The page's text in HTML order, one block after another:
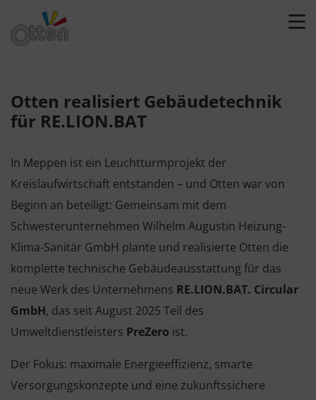
Otten realisiert Gebäudetechnik
für RE.LION.BAT
In Meppen ist ein Leuchtturmprojekt der
Kreislaufwirtschaft entstanden – und Otten war von
Beginn an beteiligt: Gemeinsam mit dem
Schwesterunternehmen Wilhelm Augustin Heizung-
Klima-Sanitär GmbH plante und realisierte Otten die
komplette technische Gebäudeausstattung für das
neue Werk des Unternehmens RE.LION.BAT. Circular
GmbH, das seit August 2025 Teil des
Umweltdienstleisters PreZero ist.
Der Fokus: maximale Energieeffizienz, smarte
Versorgungskonzepte und eine zukunftssichere